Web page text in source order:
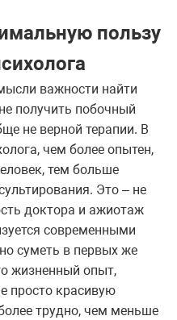
пользу
важности найти
получить побочный
не верной терапии. В
чем более опытен,
тем больше
Это – не
доктора и ажиотаж
современными
суметь в первых же
жизненный опыт,
просто красивую
трудно, чем меньше